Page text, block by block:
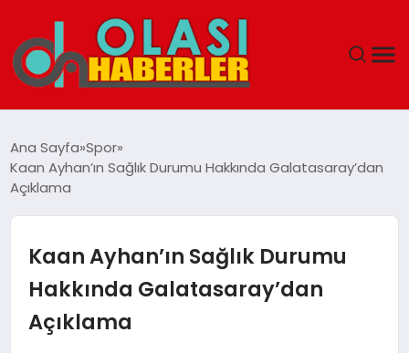
SPOR
TEKNOLOJI
Ana Sayfa Spor
Kaan Ayhan’ın Sağlık Durumu Hakkında Galatasaray’dan
Açıklama
Kaan Ayhan’ın Sağlık Durumu
Hakkında Galatasaray’dan
Açıklama